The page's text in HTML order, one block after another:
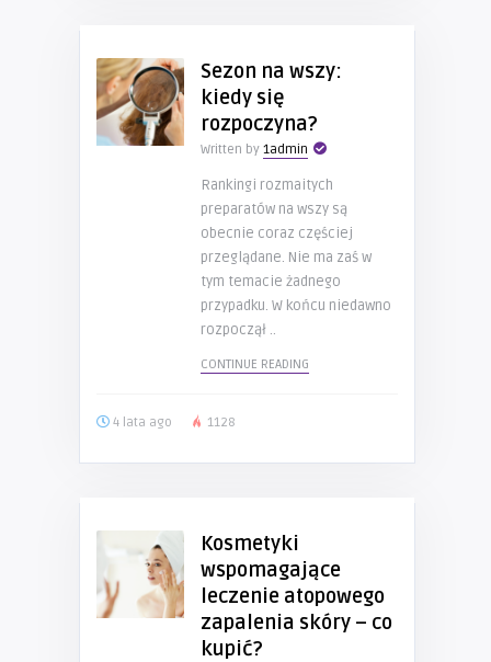
Sezon na wszy:
kiedy się
rozpoczyna?
Written by 1admin
Rankingi rozmaitych
preparatów na wszy są
obecnie coraz częściej
przeglądane. Nie ma zaś w
tym temacie żadnego
przypadku. W końcu niedawno
rozpoczął ..
CONTINUE READING
4 lata ago 1128
Kosmetyki
wspomagające
leczenie atopowego
zapalenia skóry – co
kupić?